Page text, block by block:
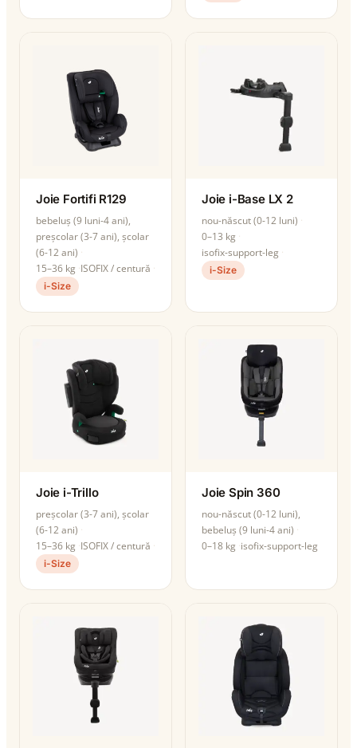
Joie Fortifi R129
bebeluș (9 luni-4 ani),
preșcolar (3-7 ani), școlar
(6-12 ani)
15–36 kg ISOFIX / centură
i-Size
Joie i-Base LX 2
nou-născut (0-12 luni)
0–13 kg
isofix-support-leg
i-Size
Joie i-Trillo
preșcolar (3-7 ani), școlar
(6-12 ani)
15–36 kg ISOFIX / centură
i-Size
Joie Spin 360
nou-născut (0-12 luni),
bebeluș (9 luni-4 ani)
0–18 kg isofix-support-leg